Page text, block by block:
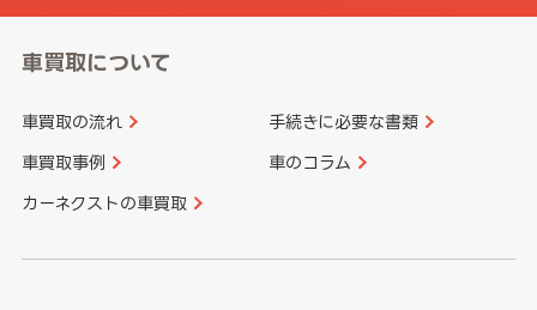
車買取について
車買取の流れ 手続きに必要な書類
車買取事例 車のコラム
カーネクストの車買取